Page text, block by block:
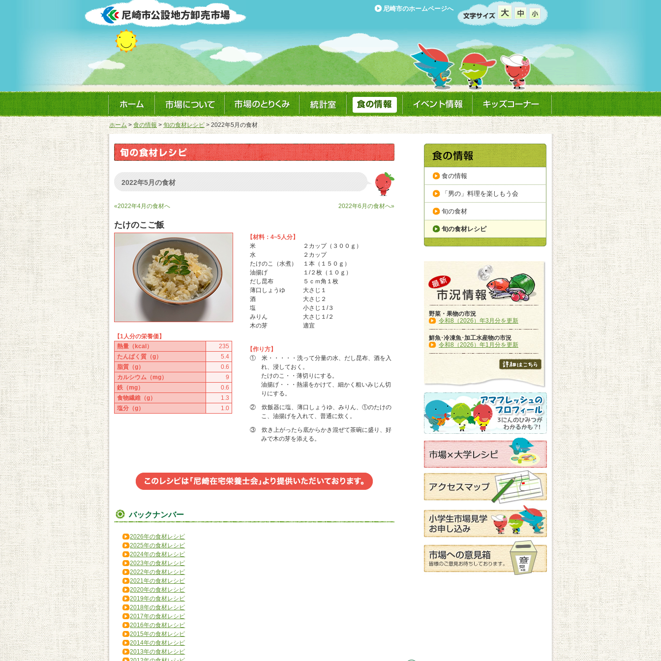
尼崎市のホームページへ
ホーム> 食の情報 >旬の食材レシピ> 2022年5月の食材
食の情報
「男の」料理を楽しもう会
旬の食材
旬の食材レシピ
野菜・果物の市況
令和8（2026）年3月分を更新
鮮魚･冷凍魚･加工水産物の市況
令和8（2026）年1月分を更新
2022年5月の食材
«2022年4月の食材へ 2022年6月の食材へ»
たけのこご飯
【1人分の栄養価】
熱量（kcal）
235
たんぱく質（g）
5.4
脂質（g）
0.6
カルシウム（mg）
9
鉄（mg）
0.6
食物繊維（g）
1.3
塩分（g）
1.0
【材料：4~5人分】
米 ２カップ（３００ｇ）
水 ２カップ
たけのこ（水煮） １本（１５０ｇ）
油揚げ １/２枚（１０ｇ）
だし昆布 ５ｃｍ角１枚
薄口しょうゆ 大さじ１
酒 大さじ２
塩 小さじ１/３
みりん 大さじ１/２
木の芽 適宜
【作り方】
① 米・・・・・洗って分量の水、だし昆布、酒を入
れ、浸しておく。
たけのこ・・薄切りにする。
油揚げ・・・熱湯をかけて、細かく粗いみじん切
りにする。
② 炊飯器に塩、薄口しょうゆ、みりん、①のたけの
こ、油揚げを入れて、普通に炊く。
③ 炊き上がったら底からかき混ぜて茶碗に盛り、好
みで木の芽を添える。
バックナンバー
2026年の食材レシピ
2025年の食材レシピ
2024年の食材レシピ
2023年の食材レシピ
2022年の食材レシピ
2021年の食材レシピ
2020年の食材レシピ
2019年の食材レシピ
2018年の食材レシピ
2017年の食材レシピ
2016年の食材レシピ
2015年の食材レシピ
2014年の食材レシピ
2013年の食材レシピ